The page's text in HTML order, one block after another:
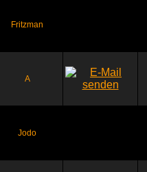
Fritzman
A
Jodo